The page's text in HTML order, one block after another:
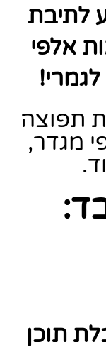
לתיבת
אלפי
תפוצה
מגדר,
תוכן